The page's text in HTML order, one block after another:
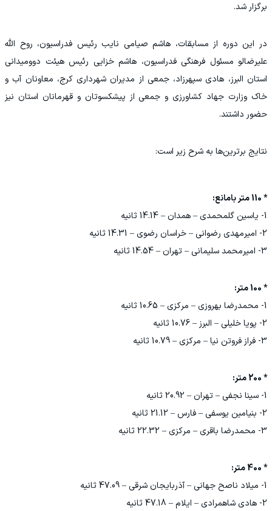
برگزار شد.
در این دوره از مسابقات، هاشم صیامی نایب رئیس فدراسیون، روح الله
علیرضالو مسئول فرهنگی فدراسیون، هاشم خزایی رئیس هیئت دوومیدانی
استان البرز، هادی سپهرزاد، جمعی از مدیران شهرداری کرج، معاونان آب و
خاک وزارت جهاد کشاورزی و جمعی از پیشکسوتان و قهرمانان استان نیز
حضور داشتند.
نتایج برترین‌ها به شرح زیر است:
* 110 متر بامانع:
1- یاسین گلمحمدی – همدان – 14.14 ثانیه
2- امیرمهدی رضوانی – خراسان رضوی – 14.31 ثانیه
3- امیرمحمد سلیمانی – تهران – 14.54 ثانیه
* 100 متر:
1- محمدرضا بهروزی – مرکزی – 10.65 ثانیه
2- پویا خلیلی – البرز – 10.76 ثانیه
3- فراز فروتن نیا – مرکزی – 10.79 ثانیه
* 200 متر:
1- سینا نجفی – تهران – 20.92 ثانیه
2- بنیامین یوسفی – فارس – 21.12 ثانیه
3- محمدرضا باقری – مرکزی – 22.32 ثانیه
* 400 متر:
1- میلاد ناصح جهانی – آذربایجان شرقی – 47.09 ثانیه
2- هادی شاهمرادی – ایلام – 47.18 ثانیه